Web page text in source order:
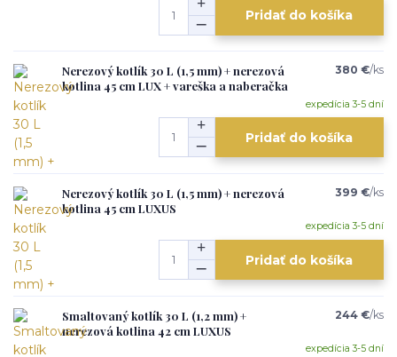
Pridať do košíka
Nerezový kotlík 30 L (1,5 mm) + nerezová
kotlina 45 cm LUX + vareška a naberačka
380 €/ks
expedícia 3-5 dní
Pridať do košíka
Nerezový kotlík 30 L (1,5 mm) + nerezová
kotlina 45 cm LUXUS
399 €/ks
expedícia 3-5 dní
Pridať do košíka
Smaltovaný kotlík 30 L (1,2 mm) +
nerezová kotlina 42 cm LUXUS
244 €/ks
expedícia 3-5 dní